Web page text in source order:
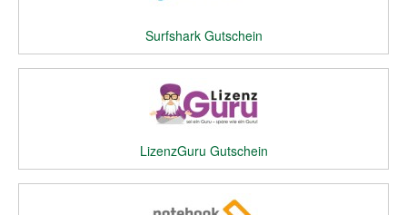
Surfshark Gutschein
LizenzGuru Gutschein